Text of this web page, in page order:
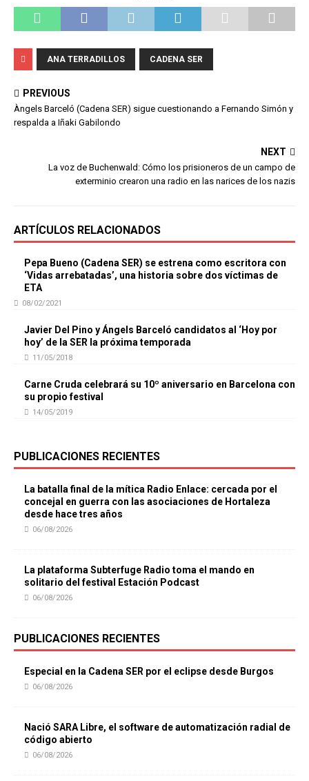
ANA TERRADILLOS CADENA SER
PREVIOUS
Àngels Barceló (Cadena SER) sigue cuestionando a Fernando Simón y
respalda a Iñaki Gabilondo
NEXT
La voz de Buchenwald: Cómo los prisioneros de un campo de
exterminio crearon una radio en las narices de los nazis
ARTÍCULOS RELACIONADOS
Pepa Bueno (Cadena SER) se estrena como escritora con
‘Vidas arrebatadas’, una historia sobre dos víctimas de
ETA
08/02/2021
Javier Del Pino y Ángels Barceló candidatos al ‘Hoy por
hoy’ de la SER la próxima temporada
11/05/2018
Carne Cruda celebrará su 10º aniversario en Barcelona con
su propio festival
14/05/2019
PUBLICACIONES RECIENTES
La batalla final de la mítica Radio Enlace: cercada por el
concejal en guerra con las asociaciones de Hortaleza
desde hace tres años
06/08/2026
La plataforma Subterfuge Radio toma el mando en
solitario del festival Estación Podcast
06/08/2026
PUBLICACIONES RECIENTES
Especial en la Cadena SER por el eclipse desde Burgos
06/08/2026
Nació SARA Libre, el software de automatización radial de
código abierto
06/08/2026